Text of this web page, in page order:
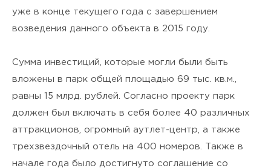
уже в конце текущего года с завершением
возведения данного объекта в 2015 году.
Сумма инвестиций, которые могли были быть
вложены в парк общей площадью 69 тыс. кв.м.,
равны 15 млрд. рублей. Согласно проекту парк
должен был включать в себя более 40 различных
аттракционов, огромный аутлет-центр, а также
трехзвездочный отель на 400 номеров. Также в
начале года было достигнуто соглашение со